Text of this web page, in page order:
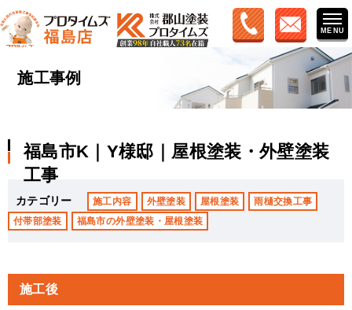
施工事例
福島市K｜Y様邸｜屋根塗装・外壁塗装
工事
カテゴリー 施工内容 外壁塗装 屋根塗装
雨樋交換工事
付帯部塗装
福島市の外壁塗装・屋根塗装
施工後